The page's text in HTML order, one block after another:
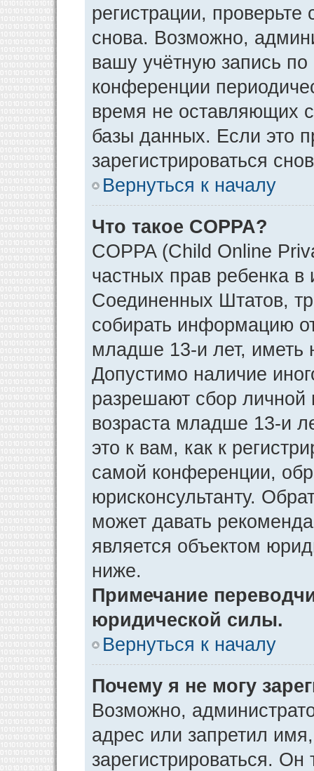
регистрации,
снова. Возможно,
вашу учётную запись
конференции
время не оставляющих
базы данных. Если это
зарегистрироваться
Вернуться к началу
Что такое COPPA?
COPPA (Child Online
частных прав ребенка в
Соединенных Штатов,
собирать информацию
младше 13-и лет, иметь
Допустимо наличие
разрешают сбор
возраста младше 13-и
это к вам, как к
самой конференции,
юрисконсультанту.
может давать
является объектом
ниже.
Примечание
юридической силы.
Вернуться к началу
Почему я не могу
Возможно,
адрес или запретил
зарегистрироваться.